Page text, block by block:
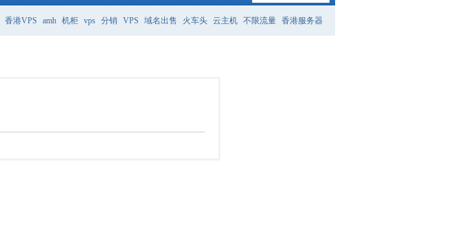
香港VPS amh 机柜 vps 分销 VPS 域名出售 火车头 云主机 不限流量 香港服务器